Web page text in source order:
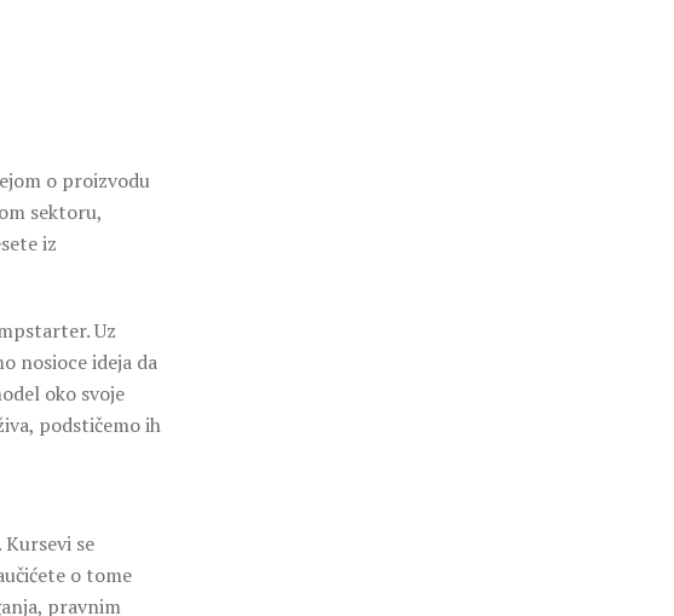
o proizvodu
sektoru,
iz
Uz
nosioce ideja da
oko svoje
podstičemo ih
se
o tome
pravnim